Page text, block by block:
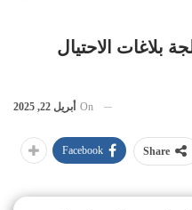
بلاغات الاحتيال
On أبريل 22, 2025
Share
Facebook